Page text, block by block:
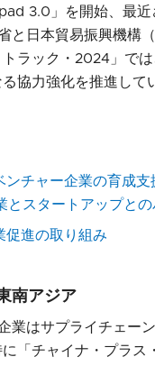
3.0」を開始、最
と日本貿易振興機構
トラック・2024」で
協力強化を推進して
ンチャー企業の育成
スタートアップと
促進の取り組み
南アジア
業はサプライチェー
「チャイナ・プラ